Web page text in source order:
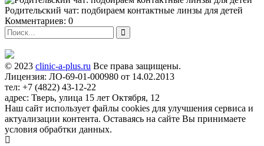
Родительский чат: подбираем контактные линзы для детей
Комментариев: 0
© 2023 clinic-a-plus.ru Все права защищены.
Лицензия: ЛО-69-01-000980 от 14.02.2013
тел: +7 (4822) 43-12-22
адрес: Тверь, улица 15 лет Октября, 12
Наш сайт использует файлы cookies для улучшения сервиса и
актуализации контента. Оставаясь на сайте Вы принимаете
условия обрабтки данных.